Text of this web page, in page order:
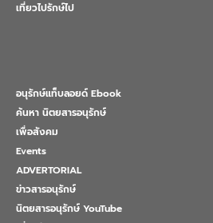
เที่ยวไปรักษ์ไป
อนุรักษ์แท็บลอยด์ Ebook
ค้นหา นิตยสารอนุรักษ์
เพื่อสังคม
Events
ADVERTORIAL
ข่าวสารอนุรักษ์
นิตยสารอนุรักษ์ YouTube